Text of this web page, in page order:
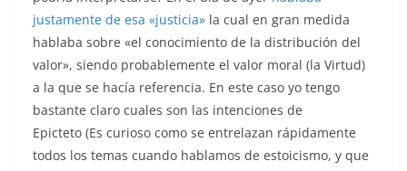
justamente de esa «justicia» la cual en gran medida
hablaba sobre «el conocimiento de la distribución del
valor», siendo probablemente el valor moral (la Virtud)
a la que se hacía referencia. En este caso yo tengo
bastante claro cuales son las intenciones de
Epicteto (Es curioso como se entrelazan rápidamente
todos los temas cuando hablamos de estoicismo, y que